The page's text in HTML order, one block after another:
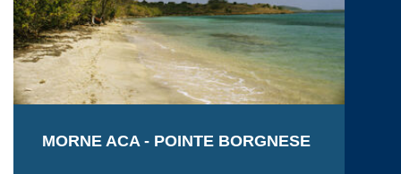
MORNE ACA - POINTE BORGNESE